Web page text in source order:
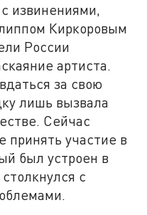
извинениями,
Киркоровым
России
артиста.
за свою
лишь вызвала
Сейчас
принять участие в
был устроен в
с